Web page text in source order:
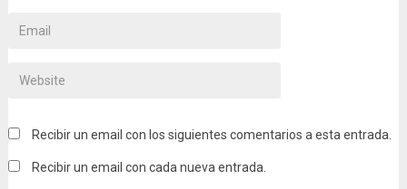
Recibir un email con los siguientes comentarios a esta entrada.
Recibir un email con cada nueva entrada.